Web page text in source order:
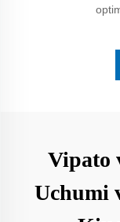
Vipato
Uchumi